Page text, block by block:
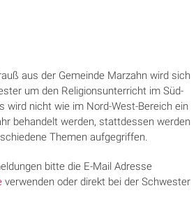
aus der Gemeinde Marzahn wird sich
um den Religionsunterricht im Süd-
wird nicht wie im Nord-West-Bereich ein
behandelt werden, stattdessen werden
Themen aufgegriffen.
bitte die E-Mail Adresse
verwenden oder direkt bei der Schwester